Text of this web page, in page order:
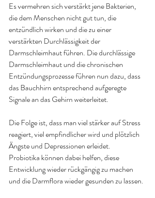
Es vermehren sich verstärkt jene Bakterien,
die dem Menschen nicht gut tun, die
entzündlich wirken und die zu einer
verstärkten Durchlässigkeit der
Darmschleimhaut führen. Die durchlässige
Darmschleimhaut und die chronischen
Entzündungsprozesse führen nun dazu, dass
das Bauchhirn entsprechend aufgeregte
Signale an das Gehirn weiterleitet.
Die Folge ist, dass man viel stärker auf Stress
reagiert, viel empfindlicher wird und plötzlich
Ängste und Depressionen erleidet.
Probiotika können dabei helfen, diese
Entwicklung wieder rückgängig zu machen
und die Darmflora wieder gesunden zu lassen.